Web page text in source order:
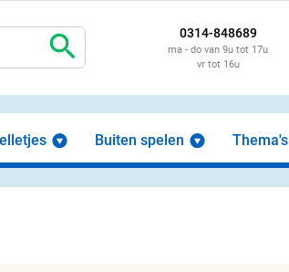
search 0314-848689
ma - do van 9u tot 17u
vr tot 16u
Buiten spelen Thema's